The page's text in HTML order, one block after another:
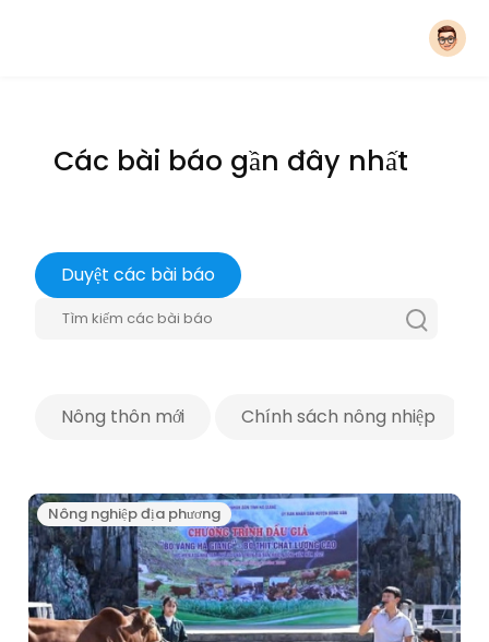
Các bài báo gần đây nhất
Duyệt các bài báo
Nông thôn mới Chính sách nông nhiệp
Nông nghiệp địa phương